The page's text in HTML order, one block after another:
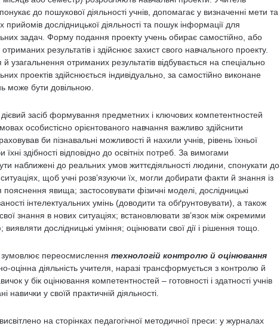
до пошукової діяльності учнів, допомагає у визначенні мети та
прийомів дослідницької діяльності та пошук інформації для
задач. Форму подання проекту учень обирає самостійно, або
результатів і здійснює захист свого навчального проекту.
узагальнення отриманих результатів відбувається на спеціально
проектів здійснюється індивідуально, за самостійно виконане
може бути довільною.
засіб формування предметних і ключових компетентностей
особистісно орієнтованого навчання важливо здійснити
би пізнавальні можливості й нахили учнів, рівень їхньої
їхні здібності відповідно до освітніх потреб. За вимогами
наближені до реальних умов життєдіяльності людини, спонукати до
щоб учні розв’язуючи їх, могли добирати факти й знання із
пояснення явища; застосовувати фізичні моделі, дослідницькі
інтелектуальних умінь (доводити та обґрунтовувати), а також
знання в нових ситуаціях; встановлювати зв’язок між окремими
дослідницькі уміння; оцінювати свої дії і рішення тощо.
зумовлює переосмислення технологій контролю й оцінювання
оцінна діяльність учителя, наразі трансформується з контролю й
у бік оцінювання компетентностей – готовності і здатності учнів
навички у своїй практичній діяльності.
на сторінках педагогічної методичної преси: у журналах